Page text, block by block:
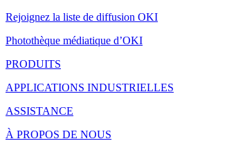
Rejoignez la liste de diffusion OKI
Photothèque médiatique d’OKI
PRODUITS
APPLICATIONS INDUSTRIELLES
ASSISTANCE
À PROPOS DE NOUS